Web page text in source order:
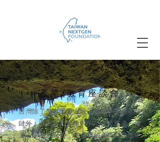
產業/教育座談會
台灣除了擁有世界上最完善的半導體產業
鏈外，亦有多如繁星的中小企業業者，倚
靠著專業和勤奮，在各自的產業和領域中